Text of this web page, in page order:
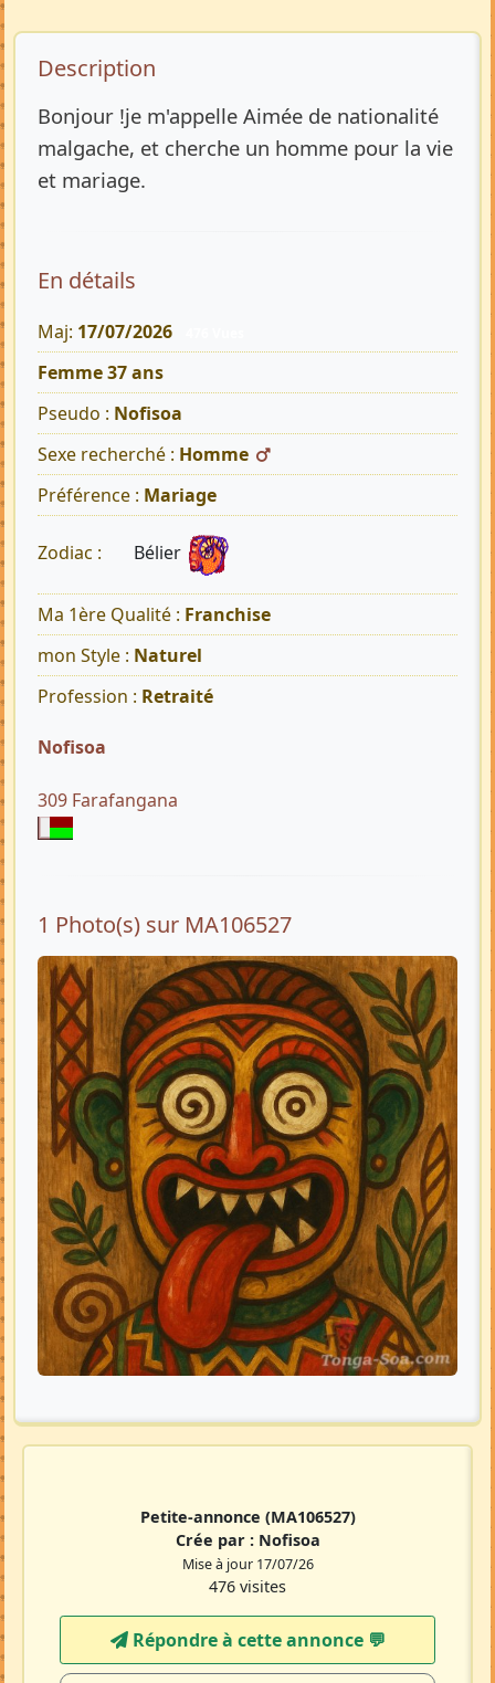
Description de l’annonce
Description
Bonjour !je m'appelle Aimée de nationalité
malgache, et cherche un homme pour la vie
et mariage.
En détails
Maj: 17/07/2026
Femme 37 ans
Pseudo : Nofisoa
Sexe recherché : Homme
Préférence : Mariage
Zodiac : Bélier
Ma 1ère Qualité : Franchise
mon Style : Naturel
Profession : Retraité
Nofisoa
309 Farafangana
1 Photo(s) sur MA106527
Petite-annonce (MA106527)
Crée par : Nofisoa
Mise à jour 17/07/26
476 visites
Répondre à cette annonce 💬​